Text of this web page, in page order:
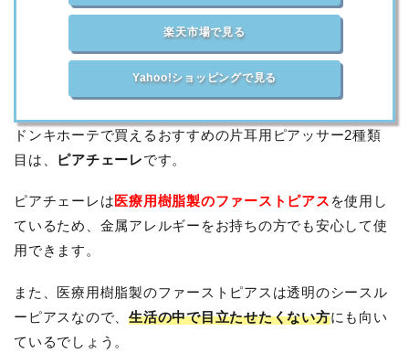
楽天市場で見る
Yahoo!ショッピングで見る
ドンキホーテで買えるおすすめの片耳用ピアッサー2種類
目は、
ピアチェーレです。
ピアチェーレは医療用樹脂製のファーストピアス を使用し
ているため、金属アレルギーをお持ちの方でも安心して使
用できます。
また、医療用樹脂製のファーストピアスは透明のシースル
ーピアスなので、生活の中で目立たせたくない方にも向い
ているでしょう。